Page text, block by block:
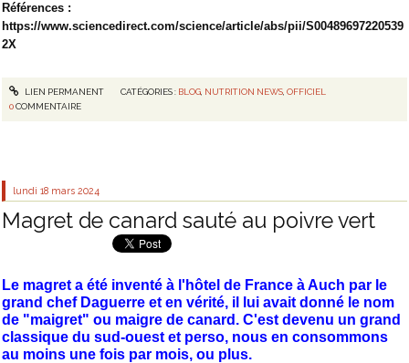
Références :
https://www.sciencedirect.com/science/article/abs/pii/S00489697220539
2X
LIEN PERMANENT CATÉGORIES : BLOG, NUTRITION NEWS, OFFICIEL
0COMMENTAIRE
lundi 18 mars 2024
Magret de canard sauté au poivre vert
Le magret a été inventé à l'hôtel de France à Auch par le
grand chef Daguerre et en vérité, il lui avait donné le nom
de "maigret" ou maigre de canard. C'est devenu un grand
classique du sud-ouest et perso, nous en consommons
au moins une fois par mois, ou plus.